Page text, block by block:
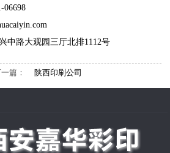
06698
中路大观园三厅北排1112号
篇： 陕西印刷公司